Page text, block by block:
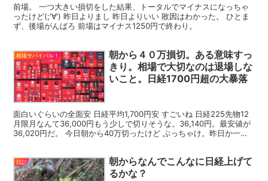
前場。 一つ大きい損切をした結果、トータルでマイナスになっちゃ
ったけど(;'∀') 昨日よりまし 昨日よりいい 敗因はわかった。 ひとま
ず、後場がんばろ 前場はマイナス1250円で終わり。
相場サバイバル！
朝から４０万損切。ある意味すっ
きり。相場で大切なのは退場しな
いこと。日経1700円超の大暴落
面白いぐらいの全面安 日経平均1,700円安 すごいね 日経225先物12
月限月なんて36,000円もう少しで切りそうな。36,140円。最安値が
36,020円だ。 今日朝から40万切ったけど ぶっちゃけ。昨日か一昨
日記
朝からなんでこんなに日経上げて
るかな？